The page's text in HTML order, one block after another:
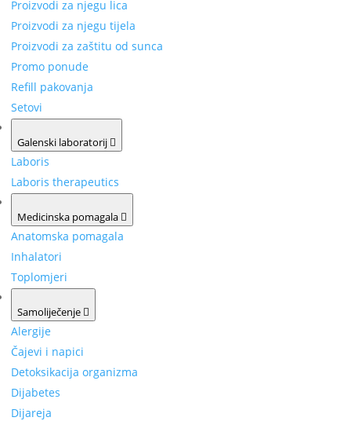
Proizvodi za njegu lica
Proizvodi za njegu tijela
Proizvodi za zaštitu od sunca
Promo ponude
Refill pakovanja
Setovi
Galenski laboratorij
Laboris
Laboris therapeutics
Medicinska pomagala
Anatomska pomagala
Inhalatori
Toplomjeri
Samoliječenje
Alergije
Čajevi i napici
Detoksikacija organizma
Dijabetes
Dijareja